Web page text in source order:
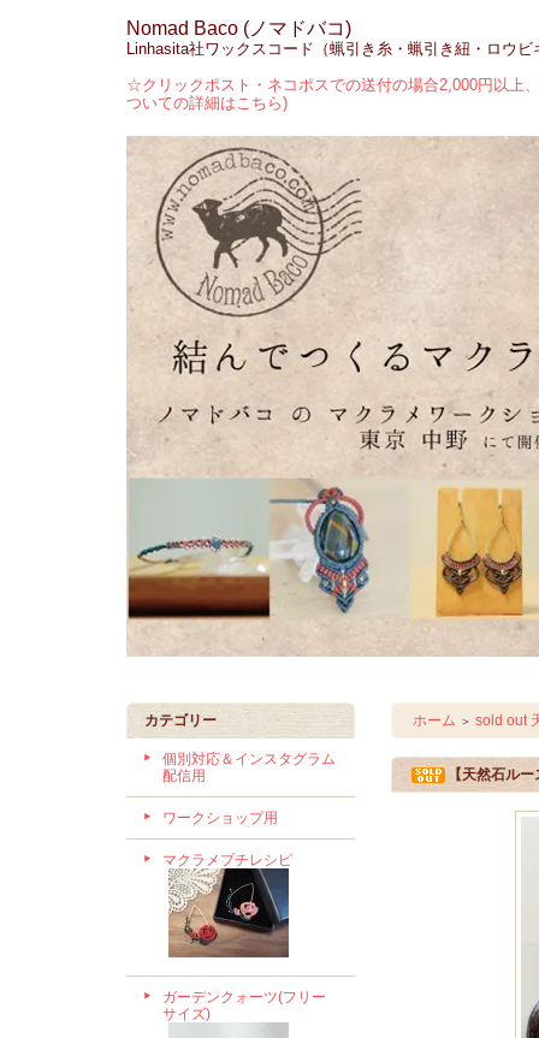
Nomad Baco (ノマドバコ)
Linhasita社ワックスコード（蝋引き糸・蝋引き紐・ロウ
☆クリックポスト・ネコポスでの送付の場合2,000円以上
ついての詳細はこちら)
カテゴリー
個別対応＆インスタグラム
配信用
ワークショップ用
マクラメプチレシピ
ガーデンクォーツ(フリー
サイズ)
ホーム ＞ sold out
【天然石ル